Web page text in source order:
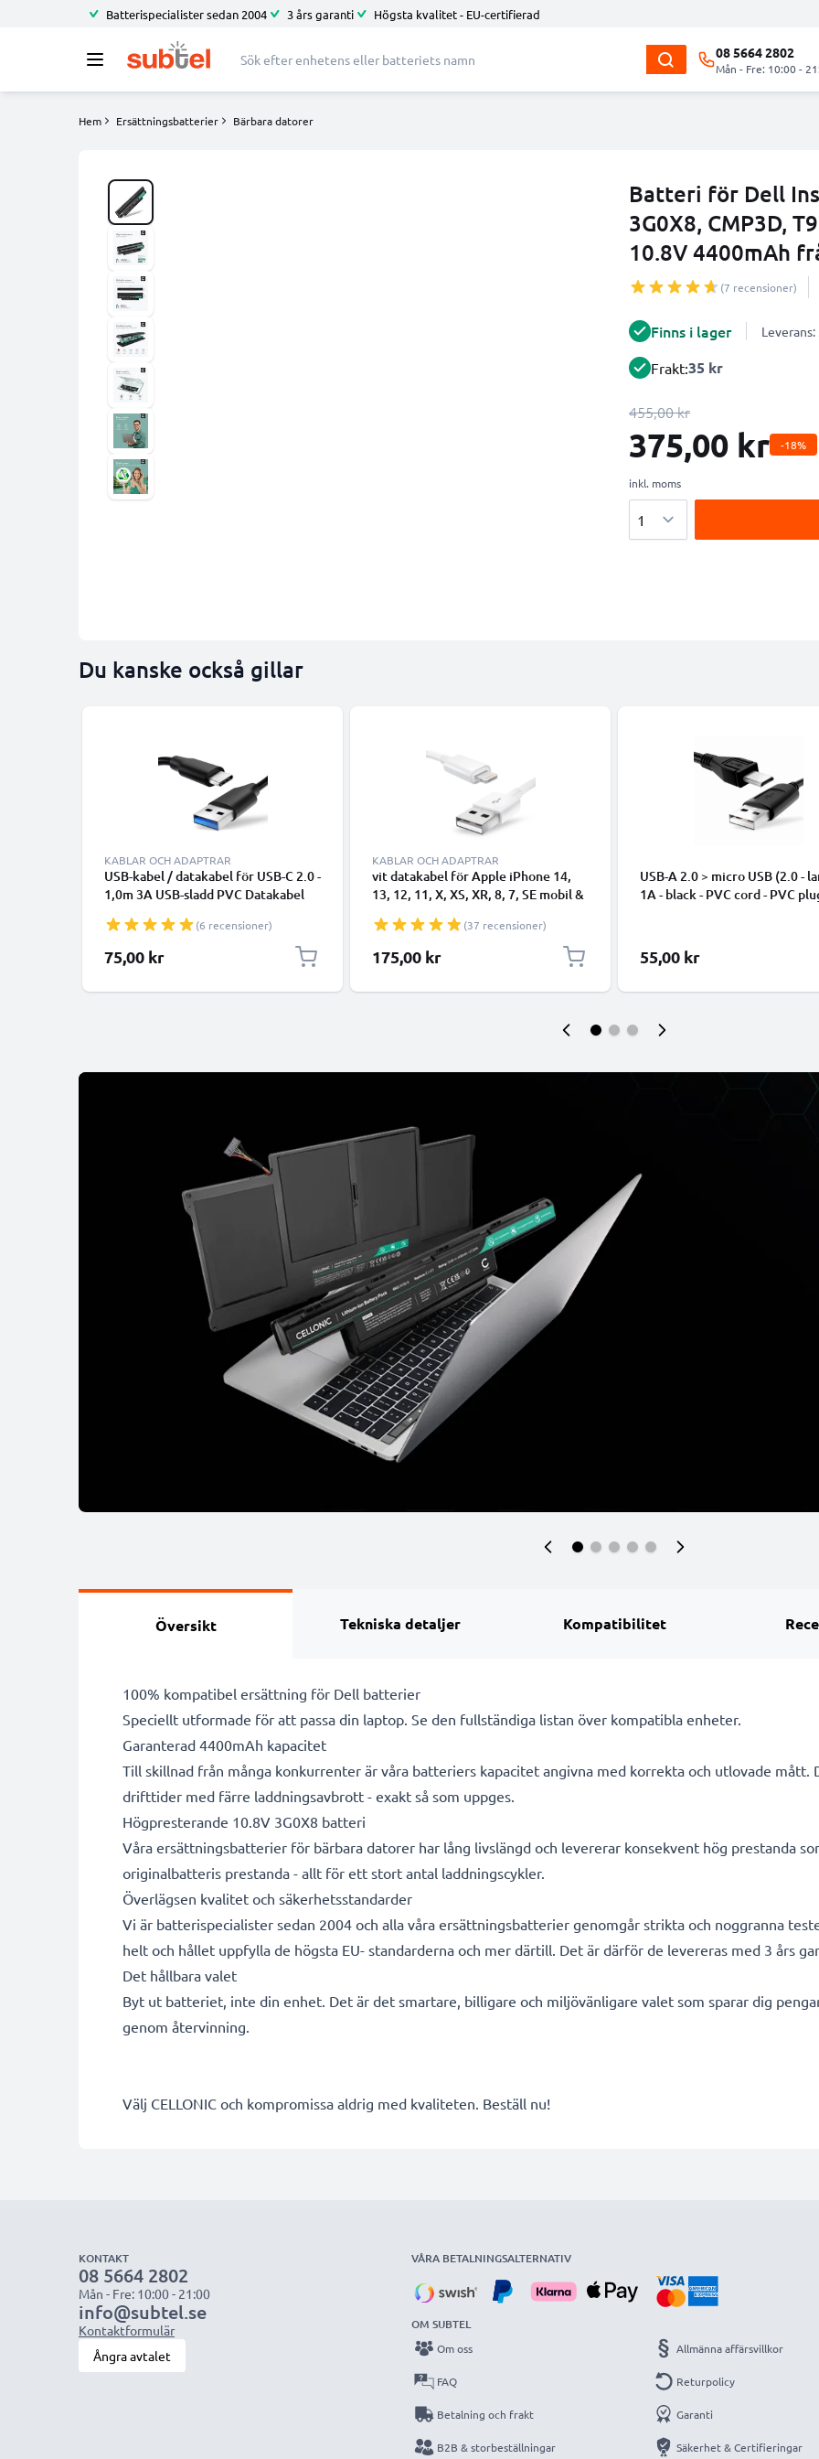
Batterispecialister sedan 2004 3 års garanti Högsta kvalitet - EU-certifierad
08 5664 2802
Mån - Fre: 10:00 -
Hem Ersättningsbatterier Bärbara datorer
Batteri för Dell
3G0X8, CMP3D,
10.8V 4400mAh
(7 recensioner)
Finns i lager
Frakt:35 kr
455,00 kr
375,00 kr -18%
inkl. moms
Du kanske också gillar
KABLAR OCH ADAPTRAR
USB-kabel / datakabel för USB-C 2.0 -
1,0m 3A USB-sladd PVC Datakabel
(6 recensioner)
75,00 kr
KABLAR OCH ADAPTRAR
vit datakabel för Apple iPhone 14,
13, 12, 11, X, XS, XR, 8, 7, SE mobil &
överföring - USB-sladd(37 recensioner)
175,00 kr
USB-A 2.0 > micro USB (2.0 -
1A - black - PVC cord - PVC
55,00 kr
Översikt Tekniska detaljer Kompatibilitet
100% kompatibel ersättning för Dell batterier
Speciellt utformade för att passa din laptop. Se den fullständiga listan över kompatibla enheter.
Garanterad 4400mAh kapacitet
Till skillnad från många konkurrenter är våra batteriers kapacitet angivna med korrekta och utlovade
drifttider med färre laddningsavbrott - exakt så som uppges.
Högpresterande 10.8V 3G0X8 batteri
Våra ersättningsbatterier för bärbara datorer har lång livslängd och levererar konsekvent hög prestanda
originalbatteris prestanda - allt för ett stort antal laddningscykler.
Överlägsen kvalitet och säkerhetsstandarder
Vi är batterispecialister sedan 2004 och alla våra ersättningsbatterier genomgår strikta och noggranna
helt och hållet uppfylla de högsta EU- standarderna och mer därtill. Det är därför de levereras med 3 års
Det hållbara valet
Byt ut batteriet, inte din enhet. Det är det smartare, billigare och miljövänligare valet som sparar dig
genom återvinning.
Välj CELLONIC och kompromissa aldrig med kvaliteten. Beställ nu!
KONTAKT
08 5664 2802
Mån - Fre: 10:00 - 21:00
info@subtel.se
Kontaktformulär
Ångra avtalet
VÅRA BETALNINGSALTERNATIV
OM SUBTEL
Om oss
FAQ
Betalning och frakt
B2B & storbeställningar
Allmänna affärsvillkor
Returpolicy
Garanti
Säkerhet & Certifieringar